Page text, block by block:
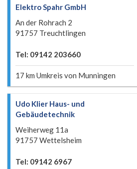
Elektro Spahr GmbH
An der Rohrach 2
91757 Treuchtlingen
Tel: 09142 203660
17 km Umkreis von Munningen
Udo Klier Haus- und
Gebäudetechnik
Weiherweg 11a
91757 Wettelsheim
Tel: 09142 6967